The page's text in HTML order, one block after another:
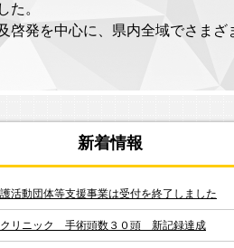
た。
発を中心に、県内全域でさまざ
新着情報
活動団体等支援事業は受付を終了しました
クリニック 手術頭数３０頭 新記録達成